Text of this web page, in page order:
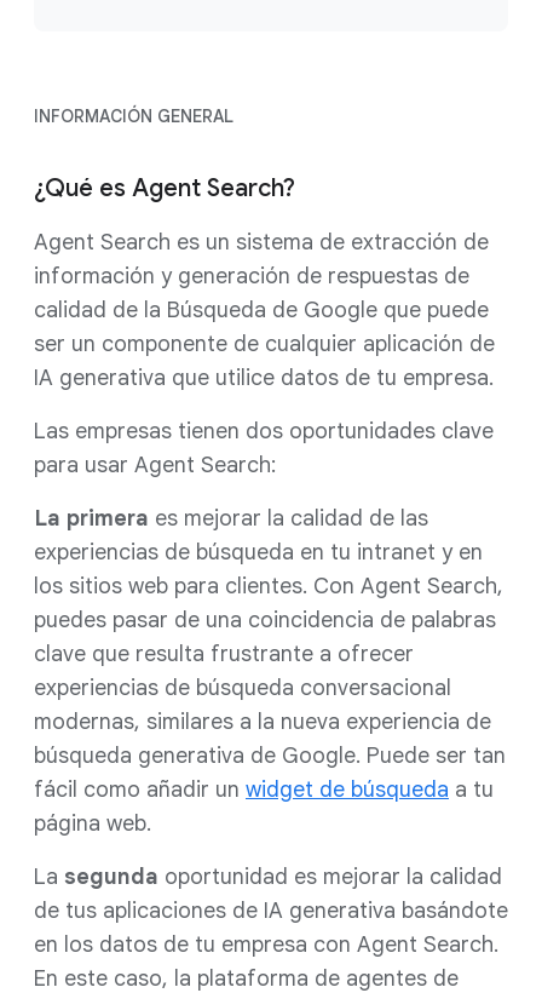
INFORMACIÓN GENERAL
¿Qué es Agent Search?
Agent Search es un sistema de extracción de
información y generación de respuestas de
calidad de la Búsqueda de Google que puede
ser un componente de cualquier aplicación de
IA generativa que utilice datos de tu empresa.
Las empresas tienen dos oportunidades clave
para usar Agent Search:
La primera es mejorar la calidad de las
experiencias de búsqueda en tu intranet y en
los sitios web para clientes. Con Agent Search,
puedes pasar de una coincidencia de palabras
clave que resulta frustrante a ofrecer
experiencias de búsqueda conversacional
modernas, similares a la nueva experiencia de
búsqueda generativa de Google. Puede ser tan
fácil como añadir un widget de búsqueda a tu
página web.
La segunda oportunidad es mejorar la calidad
de tus aplicaciones de IA generativa basándote
en los datos de tu empresa con Agent Search.
En este caso, la plataforma de agentes de